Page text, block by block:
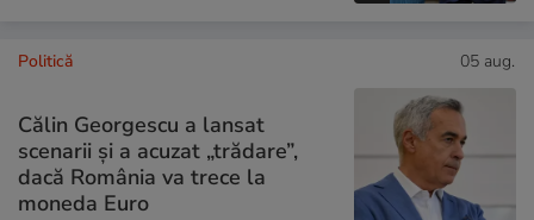
Politică 05 aug.
Călin Georgescu a lansat
scenarii și a acuzat „trădare”,
dacă România va trece la
moneda Euro